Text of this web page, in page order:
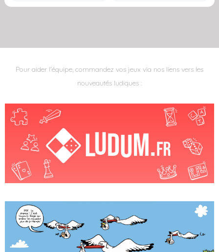
Pour aider l'équipe, commandez vos jeux via nos liens vers les
nouveautés ludiques :